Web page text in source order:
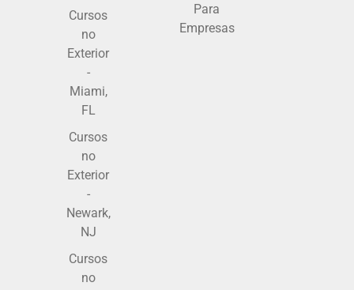
Cursos
no
Exterior
-
Miami,
FL
Cursos
no
Exterior
-
Newark,
NJ
Cursos
no
Para
Empresas